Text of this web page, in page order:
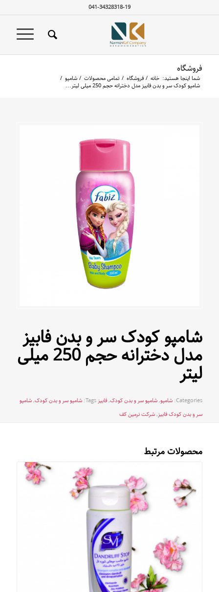
041-34328318-19
فروشگاه
شما اینجا هستید: خانه / فروشگاه / تمامی محصولات / شامپو /
شامپو کودک سر و بدن فابیز مدل دخترانه حجم 250 میلی لیتر...
شامپو کودک سر و بدن فابیز
مدل دخترانه حجم 250 میلی
لیتر
Categories: شامپو,شامپو سر و بدن کودک,فابیز Tags: شامپو سر و بدن کودک,شامپو
سر و بدن کودک فابیز,شرکت نرمین کف
محصولات مرتبط